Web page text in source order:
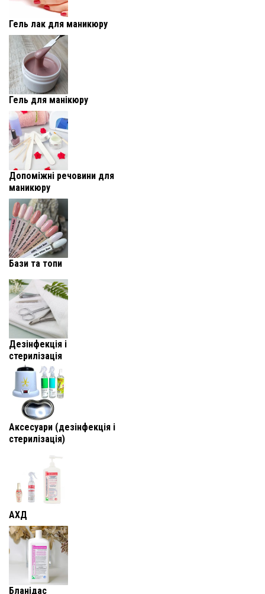
Гель лак для маникюру
Гель для манікюру
Допоміжні речовини для
маникюру
Бази та топи
Дезінфекція і
стерилізація
Аксесуари (дезінфекція і
стерилізація)
АХД
Бланідас